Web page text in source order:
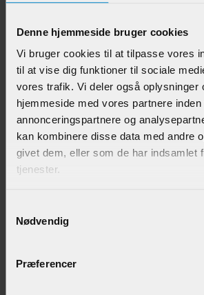
Denne hjemmeside bruger cookies
Vi bruger cookies til at tilpasse vores
til at vise dig funktioner til sociale
vores trafik. Vi deler også oplysninger
hjemmeside med vores partnere
annonceringspartnere og
kan kombinere disse data med andre
givet dem, eller som de har indsamlet
tjenester.
Nødvendig
Præferencer
Varenr.:
Glasfalsliste m / 20 mm fals - 10